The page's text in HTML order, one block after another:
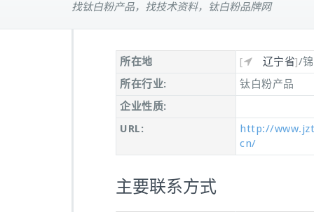
找钛白粉产品，找技术资料，钛白粉品牌网
所在地 [ 辽宁省]/
所在行业:
钛白粉产品
企业性质:
URL:
http://
cn/
主要联系方式